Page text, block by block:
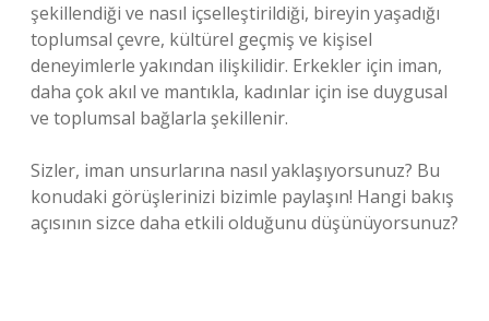
şekillendiği ve nasıl içselleştirildiği, bireyin yaşadığı
toplumsal çevre, kültürel geçmiş ve kişisel
deneyimlerle yakından ilişkilidir. Erkekler için iman,
daha çok akıl ve mantıkla, kadınlar için ise duygusal
ve toplumsal bağlarla şekillenir.
Sizler, iman unsurlarına nasıl yaklaşıyorsunuz? Bu
konudaki görüşlerinizi bizimle paylaşın! Hangi bakış
açısının sizce daha etkili olduğunu düşünüyorsunuz?